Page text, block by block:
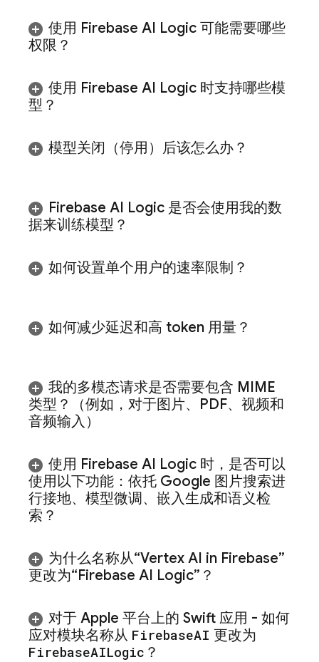
使用 Firebase AI Logic 可能需要哪些
权限？
使用 Firebase AI Logic 时支持哪些模
型？
模型关闭（停用）后该怎么办？
Firebase AI Logic 是否会使用我的数
据来训练模型？
如何设置单个用户的速率限制？
如何减少延迟和高 token 用量？
我的多模态请求是否需要包含 MIME
类型？（例如，对于图片、PDF、视频和
音频输入）
使用 Firebase AI Logic 时，是否可以
使用以下功能：依托 Google 图片搜索进
行接地、模型微调、嵌入生成和语义检
索？
为什么名称从“Vertex AI in Firebase”
更改为“Firebase AI Logic”？
对于 Apple 平台上的 Swift 应用 - 如何
应对模块名称从 FirebaseAI 更改为
FirebaseAILogic ？